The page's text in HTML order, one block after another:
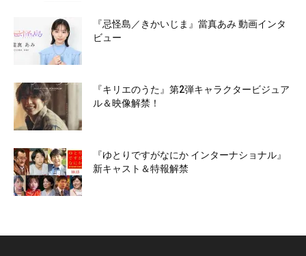
『忌怪島／きかいじま』當真あみ 動画インタ
ビュー
『キリエのうた』第2弾キャラクタービジュア
ル＆映像解禁！
『ゆとりですがなにか インターナショナル』
新キャスト＆特報解禁